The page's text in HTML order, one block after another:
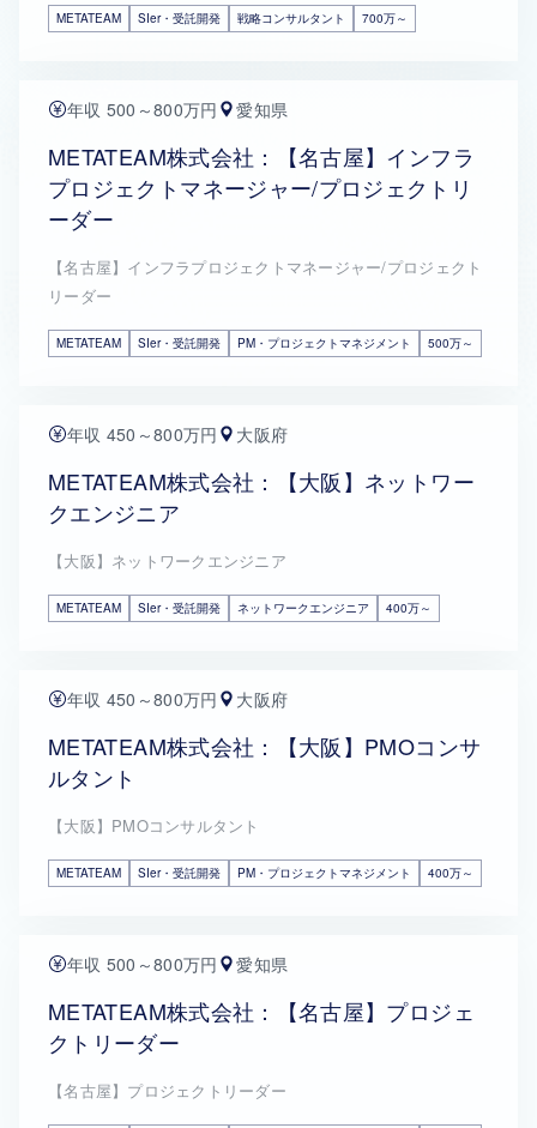
METATEAM SIer・受託開発 戦略コンサルタント 700万～
年収 500～800万円 愛知県
METATEAM株式会社：【名古屋】インフラ
プロジェクトマネージャー/プロジェクトリ
ーダー
【名古屋】インフラプロジェクトマネージャー/プロジェクト
リーダー
METATEAM SIer・受託開発 PM・プロジェクトマネジメント 500万～
年収 450～800万円 大阪府
METATEAM株式会社：【大阪】ネットワー
クエンジニア
【大阪】ネットワークエンジニア
METATEAM SIer・受託開発 ネットワークエンジニア 400万～
年収 450～800万円 大阪府
METATEAM株式会社：【大阪】PMOコンサ
ルタント
【大阪】PMOコンサルタント
METATEAM SIer・受託開発 PM・プロジェクトマネジメント 400万～
年収 500～800万円 愛知県
METATEAM株式会社：【名古屋】プロジェ
クトリーダー
【名古屋】プロジェクトリーダー